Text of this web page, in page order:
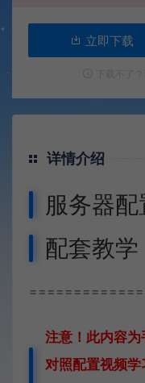
立即下载
详情介绍
服务器
配套教
注意！此内容为
对照配置视频学